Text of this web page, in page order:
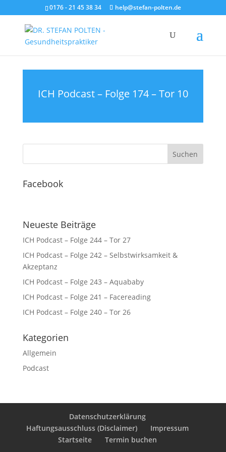
0176 - 21 45 38 34 help@stefan-polten.de
ICH Podcast – Folge 174 – Tor 10
Facebook
Neueste Beiträge
ICH Podcast – Folge 244 – Tor 27
ICH Podcast – Folge 242 – Selbstwirksamkeit &
Akzeptanz
ICH Podcast – Folge 243 – Aquababy
ICH Podcast – Folge 241 – Facereading
ICH Podcast – Folge 240 – Tor 26
Kategorien
Allgemein
Podcast
Datenschutzerklärung
Haftungsausschluss (Disclaimer)
Impressum
Startseite
Termin buchen